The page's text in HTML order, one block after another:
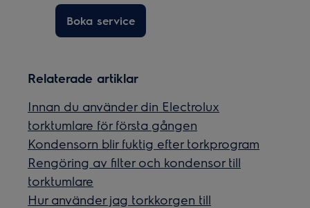
Boka service
Relaterade artiklar
Innan du använder din Electrolux
torktumlare för första gången
Kondensorn blir fuktig efter torkprogram
Rengöring av filter och kondensor till
torktumlare
Hur använder jag torkkorgen till